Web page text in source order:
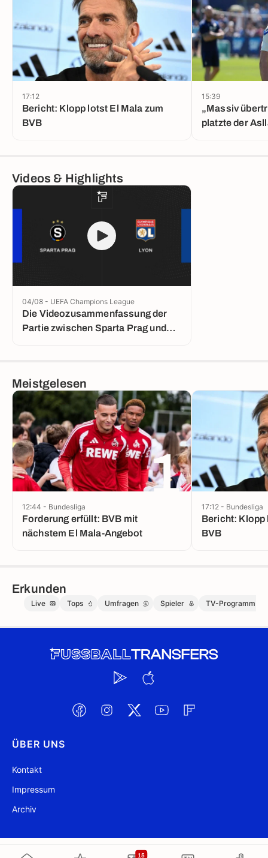
15
Bericht: Klopp lotst El Mala zum
BVB
17:12
„Massiv
platzte der
15:39
Videos & Highlights
Die Videozusammenfassung der
Partie zwischen Sparta Prag und
04/08 - UEFA Champions League
Meistgelesen
1
Forderung erfüllt: BVB mit
nächstem El Mala-Angebot
12:44 - Bundesliga
Bericht: Klopp
BVB
17:12 - Bundesliga
Erkunden
Live Tops Umfragen Spieler TV-Programm
ÜBER UNS
Kontakt
Impressum
Archiv
@ FussballTransfers.com 2009-2026